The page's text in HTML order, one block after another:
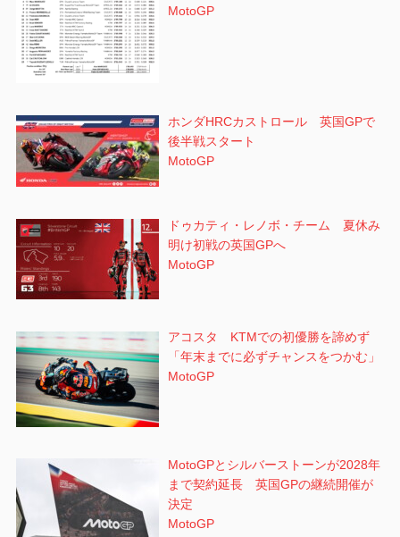
MotoGP
ホンダHRCカストロール 英国GPで
後半戦スタート
MotoGP
ドゥカティ・レノボ・チーム 夏休み
明け初戦の英国GPへ
MotoGP
アコスタ KTMでの初優勝を諦めず
「年末までに必ずチャンスをつかむ」
MotoGP
MotoGPとシルバーストーンが2028年
まで契約延長 英国GPの継続開催が
決定
MotoGP